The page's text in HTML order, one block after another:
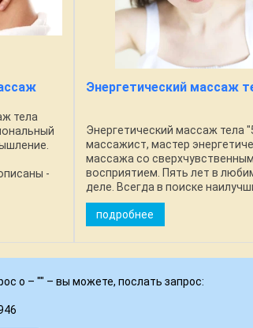
тела
-
на
чтобы
Энергетический массаж
Энергетический массаж тела
массажист, мастер
массажа со сверхчувственным
восприятием. Пять лет в
деле. Всегда в поиске
эффективных способов работы.
Пройти обучение
массажа со сверхчувственным
подробнее
о – "" – вы можете, послать запрос: